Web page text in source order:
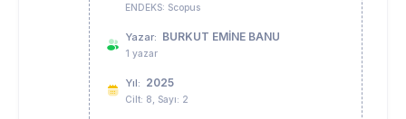
ENDEKS: Scopus
Yazar: BURKUT EMİNE BANU
1 yazar
Yıl: 2025
Cilt: 8, Sayı: 2